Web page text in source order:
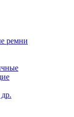
ремни